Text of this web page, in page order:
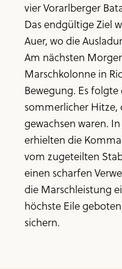
vier Vorarlberger
Das endgültige Ziel
Auer, wo die
Am nächsten
Marschkolonne in
Bewegung. Es
sommerlicher
gewachsen waren.
erhielten die
vom zugeteilten
einen scharfen
die Marschleistung
höchste Eile
sichern.